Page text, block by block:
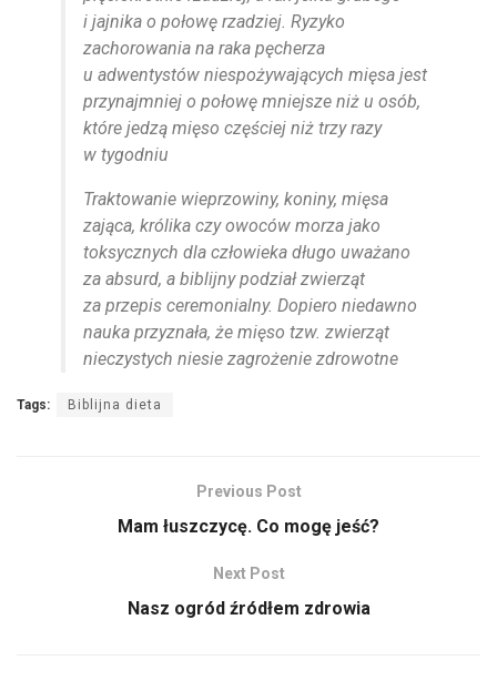
i jajnika o połowę rzadziej. Ryzyko
zachorowania na raka pęcherza
u adwentystów niespożywających mięsa jest
przynajmniej o połowę mniejsze niż u osób,
które jedzą mięso częściej niż trzy razy
w tygodniu
Traktowanie wieprzowiny, koniny, mięsa
zająca, królika czy owoców morza jako
toksycznych dla człowieka długo uważano
za absurd, a biblijny podział zwierząt
za przepis ceremonialny. Dopiero niedawno
nauka przyznała, że mięso tzw. zwierząt
nieczystych niesie zagrożenie zdrowotne
Tags: Biblijna dieta
Previous Post
Mam łuszczycę. Co mogę jeść?
Next Post
Nasz ogród źródłem zdrowia